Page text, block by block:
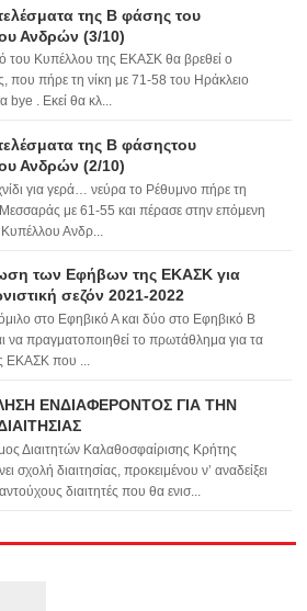
της Β φάσης του
Ανδρών (3/10)
του Κυπέλλου της ΕΚΑΣΚ θα βρεθεί ο
που πήρε τη νίκη με 71-58 του Ηράκλειο
bye . Εκεί θα κλ...
της Β φάσηςτου
Ανδρών (2/10)
για γερά… νεύρα το Ρέθυμνο πήρε τη
Μεσσαράς με 61-55 και πέρασε στην επόμενη
Ανδρ...
των Εφήβων της ΕΚΑΣΚ για
σεζόν 2021-2022
στο Εφηβικό Α και δύο στο Εφηβικό Β
να πραγματοποιηθεί το πρωτάθλημα για τα
ΕΚΑΣΚ που ...
ΕΝΔΙΑΦΕΡΟΝΤΟΣ ΓΙΑ ΤΗΝ
Διαιτητών Καλαθοσφαίρισης Κρήτης
σχολή διαιτησίας, προκειμένου ν’ αναδείξει
διαιτητές που θα ενισ...